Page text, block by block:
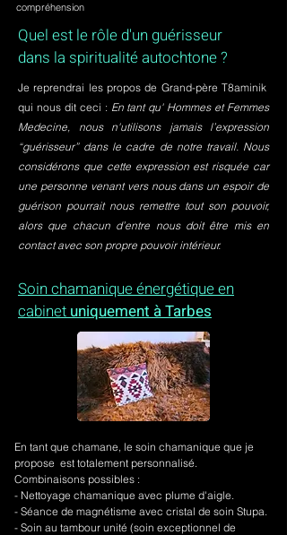
compréhension
Quel est le rôle d'un guérisseur
dans la spiritualité autochtone ?
Je reprendrai les propos de Grand-père T8aminik
qui nous dit ceci : En tant qu' Hommes et Femmes
Medecine, nous n'utilisons jamais l’expression
“guérisseur” dans le cadre de notre travail. Nous
considérons que cette expression est risquée car
une personne venant vers nous dans un espoir de
guérison pourrait nous remettre tout son pouvoir,
alors que chacun d’entre nous doit être mis en
contact avec son propre pouvoir intérieur.
Soin chamanique énergétique en
cabinet uniquement à Tarbes
En tant que chamane, le soin chamanique que je
propose est totalement personnalisé.
Combinaisons possibles :
- Nettoyage chamanique avec plume d'aigle.
- Séance de magnétisme avec cristal de soin Stupa.
- Soin au tambour unité (soin exceptionnel de